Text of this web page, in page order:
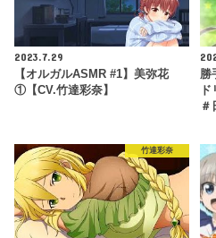
2023.7.29
【オルガルASMR #1】美弥花
①【CV.竹達彩奈】
勝
竹達彩奈